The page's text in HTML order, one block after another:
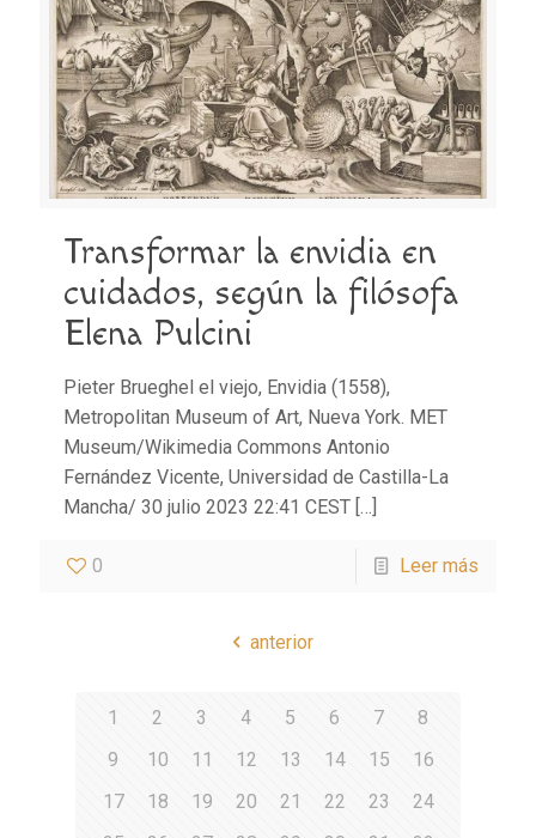
Transformar la envidia en
cuidados, según la filósofa
Elena Pulcini
Pieter Brueghel el viejo, Envidia (1558),
Metropolitan Museum of Art, Nueva York. MET
Museum/Wikimedia Commons Antonio
Fernández Vicente, Universidad de Castilla-La
Mancha/ 30 julio 2023 22:41 CEST […]
0 Leer más
anterior
1 2 3 4 5 6 7
8
9
10 11 12 13 14 15
16
17
18 19 20 21 22 23
24